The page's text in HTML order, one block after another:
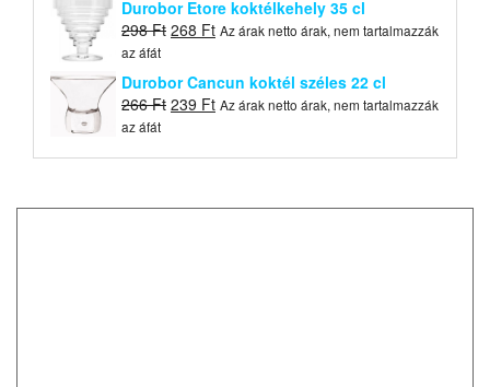
288 Ft.259 Ft.
Durobor Etore koktélkehely 35 cl
298Ft Original
was:
298 Ft.
268 FtCurrent
268 Ft.
Az árak netto árak, nem tartalmazzák
az áfát
Durobor Cancun koktél széles 22 cl
266Ft Original
239 FtCurrent
Az árak netto árak, nem tartalmazzák
az áfát